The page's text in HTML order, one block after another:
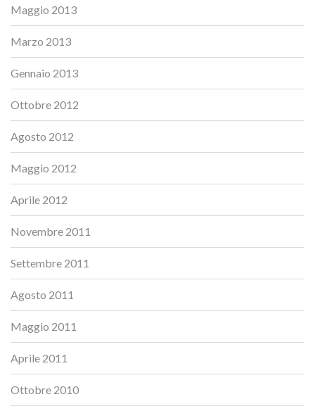
Maggio 2013
Marzo 2013
Gennaio 2013
Ottobre 2012
Agosto 2012
Maggio 2012
Aprile 2012
Novembre 2011
Settembre 2011
Agosto 2011
Maggio 2011
Aprile 2011
Ottobre 2010